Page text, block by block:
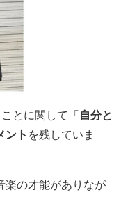
とに関して「自分と
ント を残していま
楽の才能がありなが